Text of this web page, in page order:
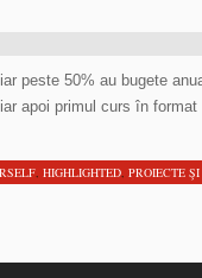
peste 50% au bugete
apoi primul curs în
, HIGHLIGHTED, PROIECTE